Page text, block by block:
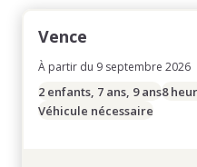
Vence
À partir du 9 septembre 2026
2 enfants, 7 ans, 9 ans8
Véhicule nécessaire